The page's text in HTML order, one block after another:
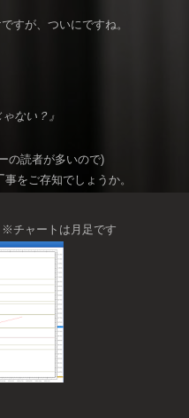
すが、ついにですね。
ない？』
の読者が多いので)
事をご存知でしょうか。
※チャートは月足です